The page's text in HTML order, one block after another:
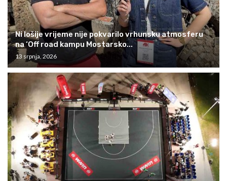
Ni lošije vrijeme nije pokvarilo vrhunsku atmosferu
na ‘Off road kampu Mostarsko...
13 srpnja, 2026